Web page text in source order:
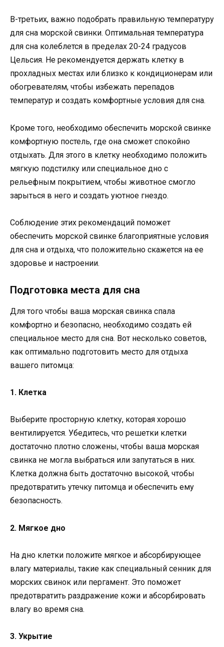
В-третьих, важно подобрать правильную температуру
для сна морской свинки. Оптимальная температура
для сна колеблется в пределах 20-24 градусов
Цельсия. Не рекомендуется держать клетку в
прохладных местах или близко к кондиционерам или
обогревателям, чтобы избежать перепадов
температур и создать комфортные условия для сна.
Кроме того, необходимо обеспечить морской свинке
комфортную постель, где она сможет спокойно
отдыхать. Для этого в клетку необходимо положить
мягкую подстилку или специальное дно с
рельефным покрытием, чтобы животное смогло
зарыться в него и создать уютное гнездо.
Соблюдение этих рекомендаций поможет
обеспечить морской свинке благоприятные условия
для сна и отдыха, что положительно скажется на ее
здоровье и настроении.
Подготовка места для сна
Для того чтобы ваша морская свинка спала
комфортно и безопасно, необходимо создать ей
специальное место для сна. Вот несколько советов,
как оптимально подготовить место для отдыха
вашего питомца:
1. Клетка
Выберите просторную клетку, которая хорошо
вентилируется. Убедитесь, что решетки клетки
достаточно плотно сложены, чтобы ваша морская
свинка не могла выбраться или запутаться в них.
Клетка должна быть достаточно высокой, чтобы
предотвратить утечку питомца и обеспечить ему
безопасность.
2. Мягкое дно
На дно клетки положите мягкое и абсорбирующее
влагу материалы, такие как специальный сенник для
морских свинок или пергамент. Это поможет
предотвратить раздражение кожи и абсорбировать
влагу во время сна.
3. Укрытие